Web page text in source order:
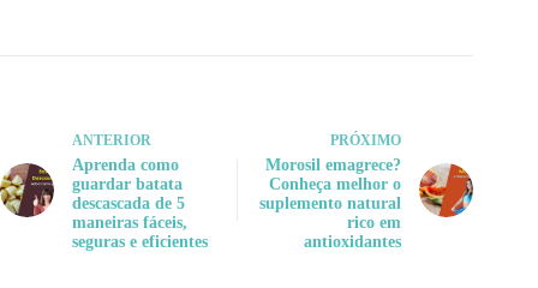
ANTERIOR
Aprenda como
guardar batata
descascada de 5
maneiras fáceis,
seguras e eficientes
PRÓXIMO
Morosil emagrece?
Conheça melhor o
suplemento natural
rico em
antioxidantes